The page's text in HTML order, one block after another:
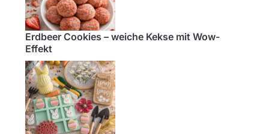
Erdbeer Cookies – weiche Kekse mit Wow-
Effekt